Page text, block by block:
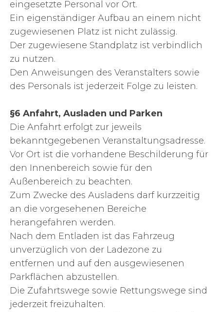
eingesetzte Personal vor Ort.
Ein eigenständiger Aufbau an einem nicht
zugewiesenen Platz ist nicht zulässig.
Der zugewiesene Standplatz ist verbindlich
zu nutzen.
Den Anweisungen des Veranstalters sowie
des Personals ist jederzeit Folge zu leisten.
§6 Anfahrt, Ausladen und Parken
Die Anfahrt erfolgt zur jeweils
bekanntgegebenen Veranstaltungsadresse.
Vor Ort ist die vorhandene Beschilderung für
den Innenbereich sowie für den
Außenbereich zu beachten.
Zum Zwecke des Ausladens darf kurzzeitig
an die vorgesehenen Bereiche
herangefahren werden.
Nach dem Entladen ist das Fahrzeug
unverzüglich von der Ladezone zu
entfernen und auf den ausgewiesenen
Parkflächen abzustellen.
Die Zufahrtswege sowie Rettungswege sind
jederzeit freizuhalten.